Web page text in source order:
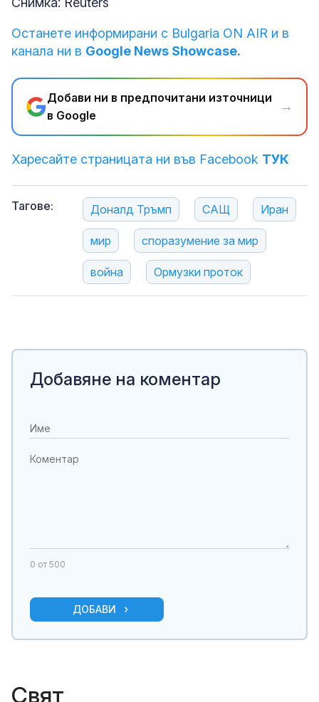
Останете информирани с Bulgaria ON AIR и в
канала ни в Google News Showcase.
Добави ни в предпочитани източници
в Google
→
Харесайте страницата ни във Facebook ТУК
Тагове: Доналд Тръмп САЩ Иран
мир споразумение за мир
война Ормузки проток
Добавяне на коментар
0 от 500
ДОБАВИ
Свят